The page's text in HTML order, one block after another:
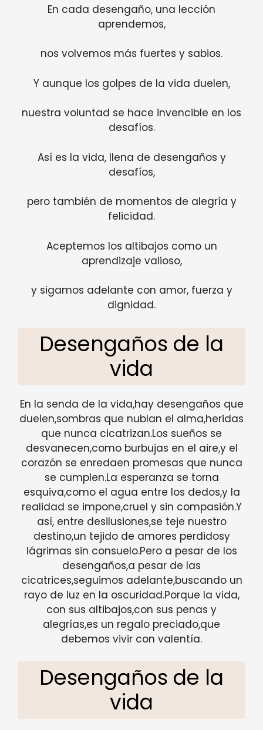
En cada desengaño, una lección
aprendemos,
nos volvemos más fuertes y sabios.
Y aunque los golpes de la vida duelen,
nuestra voluntad se hace invencible en los
desafíos.
Así es la vida, llena de desengaños y
desafíos,
pero también de momentos de alegría y
felicidad.
Aceptemos los altibajos como un
aprendizaje valioso,
y sigamos adelante con amor, fuerza y
dignidad.
Desengaños de la
vida
En la senda de la vida,hay desengaños que
duelen,sombras que nublan el alma,heridas
que nunca cicatrizan.Los sueños se
desvanecen,como burbujas en el aire,y el
corazón se enredaen promesas que nunca
se cumplen.La esperanza se torna
esquiva,como el agua entre los dedos,y la
realidad se impone,cruel y sin compasión.Y
así, entre desilusiones,se teje nuestro
destino,un tejido de amores perdidosy
lágrimas sin consuelo.Pero a pesar de los
desengaños,a pesar de las
cicatrices,seguimos adelante,buscando un
rayo de luz en la oscuridad.Porque la vida,
con sus altibajos,con sus penas y
alegrías,es un regalo preciado,que
debemos vivir con valentía.
Desengaños de la
vida